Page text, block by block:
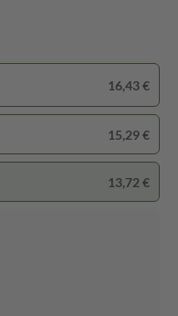
16,43 €
15,29 €
13,72 €